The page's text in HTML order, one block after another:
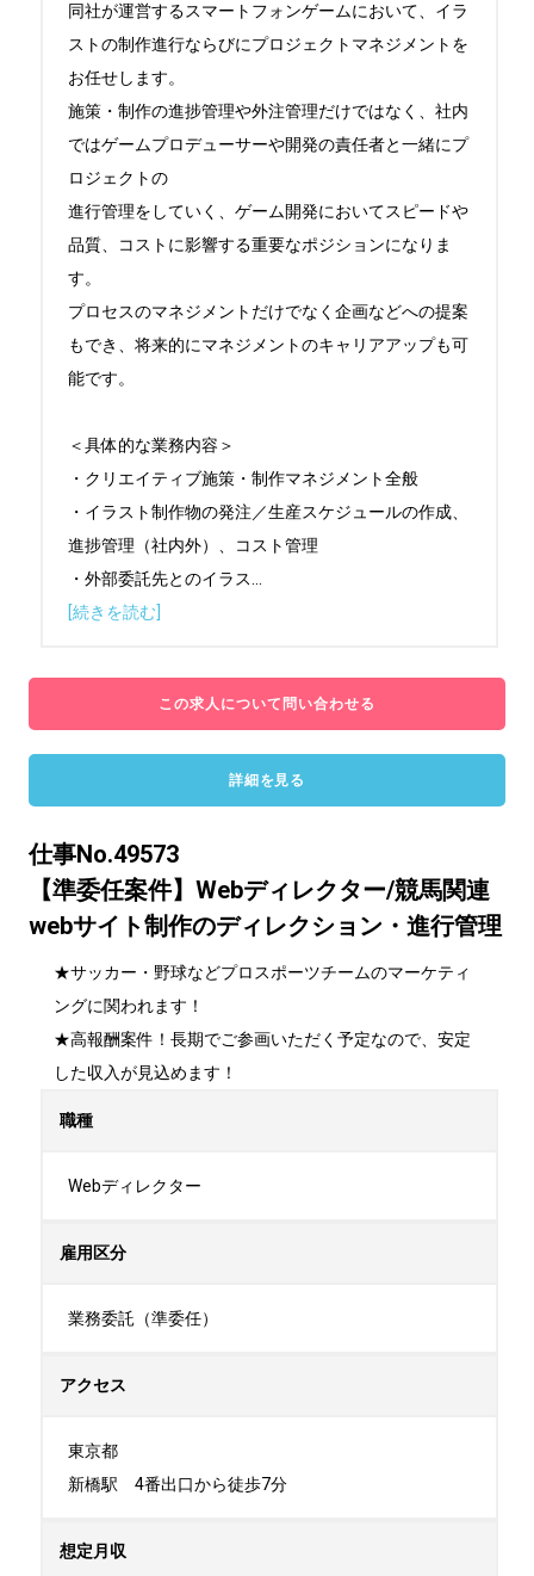
同社が運営するスマートフォンゲームにおいて、イラ
ストの制作進行ならびにプロジェクトマネジメントを
お任せします。
施策・制作の進捗管理や外注管理だけではなく、社内
ではゲームプロデューサーや開発の責任者と一緒にプ
ロジェクトの
進行管理をしていく、ゲーム開発においてスピードや
品質、コストに影響する重要なポジションになりま
す。
プロセスのマネジメントだけでなく企画などへの提案
もでき、将来的にマネジメントのキャリアアップも可
能です。
＜具体的な業務内容＞
・クリエイティブ施策・制作マネジメント全般
・イラスト制作物の発注／生産スケジュールの作成、
進捗管理（社内外）、コスト管理
・外部委託先とのイラス
[続きを読む]
この求人について問い合わせる
詳細を見る
仕事No.49573
【準委任案件】Webディレクター/競馬関連
webサイト制作のディレクション・進行管理
★サッカー・野球などプロスポーツチームのマーケティ
ングに関われます！
★高報酬案件！長期でご参画いただく予定なので、安定
した収入が見込めます！
職種
Webディレクター
雇用区分
業務委託（準委任）
アクセス
東京都
新橋駅　4番出口から徒歩7分
想定月収